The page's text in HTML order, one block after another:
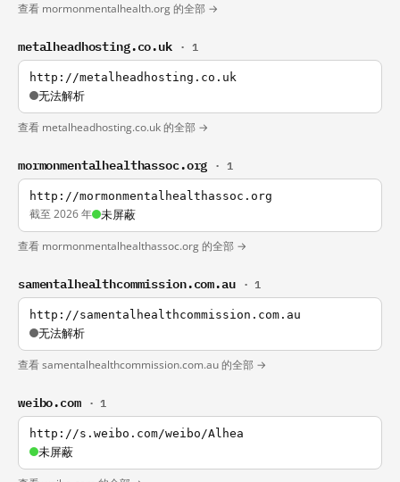
查看 mormonmentalhealth.org 的全部 →
metalheadhosting.co.uk · 1
http://metalheadhosting.co.uk
无法解析
查看 metalheadhosting.co.uk 的全部 →
mormonmentalhealthassoc.org · 1
http://mormonmentalhealthassoc.org
截至 2026 年 未屏蔽
查看 mormonmentalhealthassoc.org 的全部 →
samentalhealthcommission.com.au · 1
http://samentalhealthcommission.com.au
无法解析
查看 samentalhealthcommission.com.au 的全部 →
weibo.com · 1
http://s.weibo.com/weibo/Alhea
未屏蔽